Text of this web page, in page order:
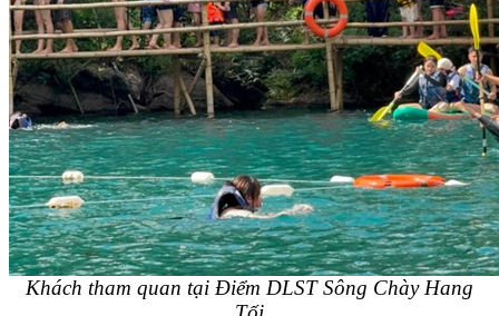
Khách tham quan tại Điểm DLST Sông Chày Hang